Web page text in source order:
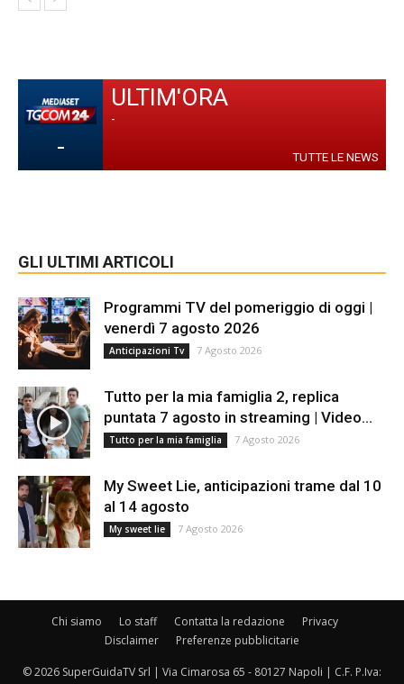
-
ULTIM'ORA
-
TUTTE LE NEWS
GLI ULTIMI ARTICOLI
Programmi TV del pomeriggio di oggi |
venerdì 7 agosto 2026
Anticipazioni Tv 7 Agosto 2026
Tutto per la mia famiglia 2, replica
puntata 7 agosto in streaming | Video...
Tutto per la mia famiglia 7 Agosto 2026
My Sweet Lie, anticipazioni trame dal 10
al 14 agosto
My sweet lie 7 Agosto 2026
Chi siamo Lo staff Contatta la redazione
Privacy
Disclaimer
Preferenze pubblicitarie
© 2026 SuperGuidaTV Srl | Via Cimarosa 65 - 80127 Napoli | C.F. P.Iva: